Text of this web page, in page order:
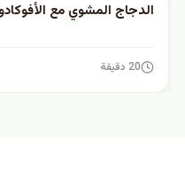
الدجاج المشوي مع الأفوكادو
20 دقيقة